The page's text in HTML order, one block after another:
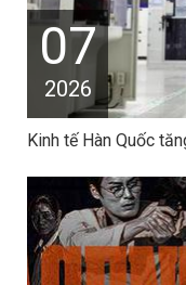
07
2026
Kinh tế Hàn Quốc